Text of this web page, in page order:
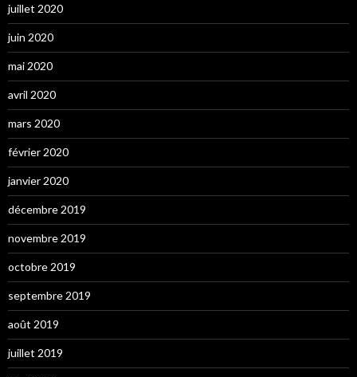
juillet 2020
juin 2020
mai 2020
avril 2020
mars 2020
février 2020
janvier 2020
décembre 2019
novembre 2019
octobre 2019
septembre 2019
août 2019
juillet 2019